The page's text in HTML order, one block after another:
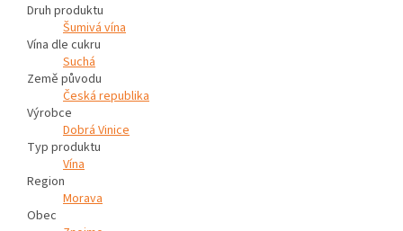
Druh produktu
Šumivá vína
Vína dle cukru
Suchá
Země původu
Česká republika
Výrobce
Dobrá Vinice
Typ produktu
Vína
Region
Morava
Obec